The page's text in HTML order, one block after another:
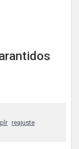
plr reajuste